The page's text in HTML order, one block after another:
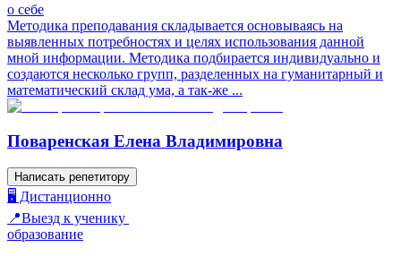
о себе
Методика преподавания складывается основываясь на
выявленных потребностях и целях использования данной
мной информации. Методика подбирается индивидуально и
создаются несколько групп, разделенных на гуманитарный и
математический склад ума, а так-же ...
Поваренская Елена Владимировна
Написать репетитору
🖥️ Дистанционно
📍Выезд к ученику
образование